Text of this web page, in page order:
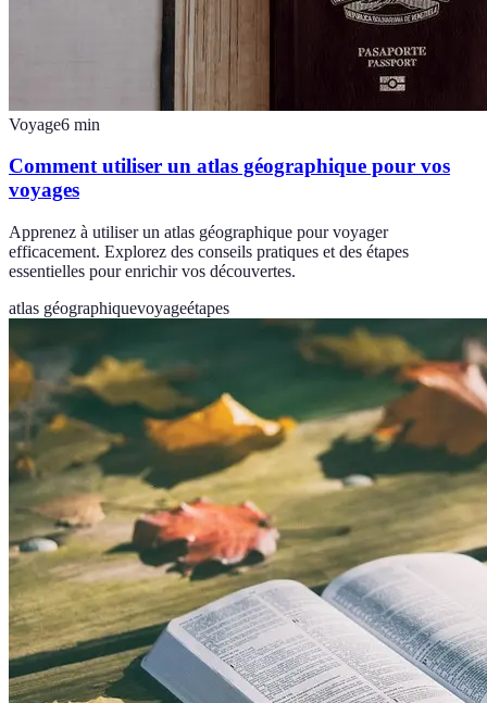
Voyage6 min
Comment utiliser un atlas géographique pour vos
voyages
Apprenez à utiliser un atlas géographique pour voyager
efficacement. Explorez des conseils pratiques et des étapes
essentielles pour enrichir vos découvertes.
atlas géographiquevoyageétapes